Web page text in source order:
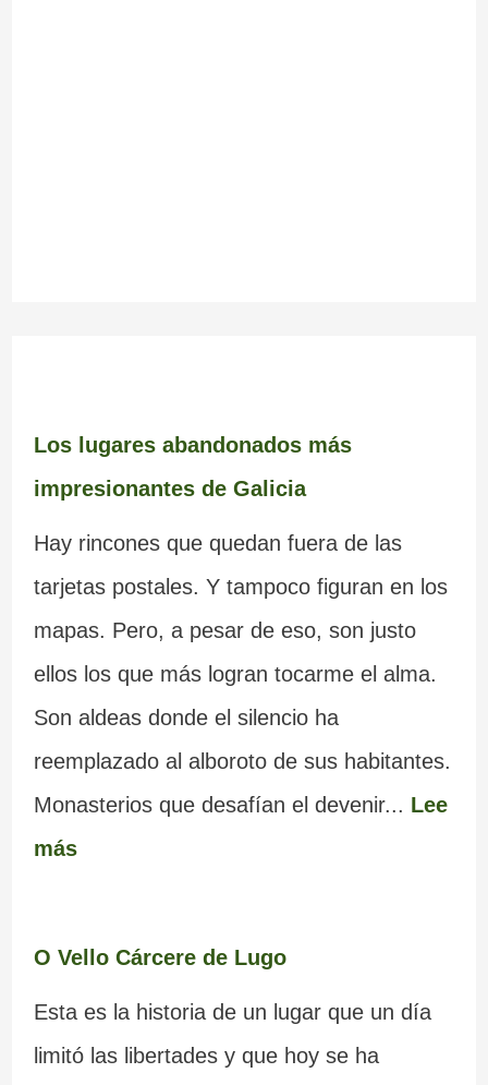
Los lugares abandonados más
impresionantes de Galicia
Hay rincones que quedan fuera de las
tarjetas postales. Y tampoco figuran en los
mapas. Pero, a pesar de eso, son justo
ellos los que más logran tocarme el alma.
Son aldeas donde el silencio ha
reemplazado al alboroto de sus habitantes.
Monasterios que desafían el devenir... Lee
más
O Vello Cárcere de Lugo
Esta es la historia de un lugar que un día
limitó las libertades y que hoy se ha